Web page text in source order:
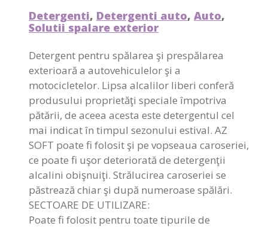
Detergenti, Detergenti auto, Auto,
Solutii spalare exterior
Detergent pentru spălarea şi prespălarea
exterioară a autovehiculelor şi a
motocicletelor. Lipsa alcalilor liberi conferă
produsului proprietăţi speciale împotriva
pătării, de aceea acesta este detergentul cel
mai indicat în timpul sezonului estival. AZ
SOFT poate fi folosit şi pe vopseaua caroseriei,
ce poate fi uşor deteriorată de detergenţii
alcalini obişnuiţi. Strălucirea caroseriei se
păstrează chiar şi după numeroase spălări.
SECTOARE DE UTILIZARE:
Poate fi folosit pentru toate tipurile de